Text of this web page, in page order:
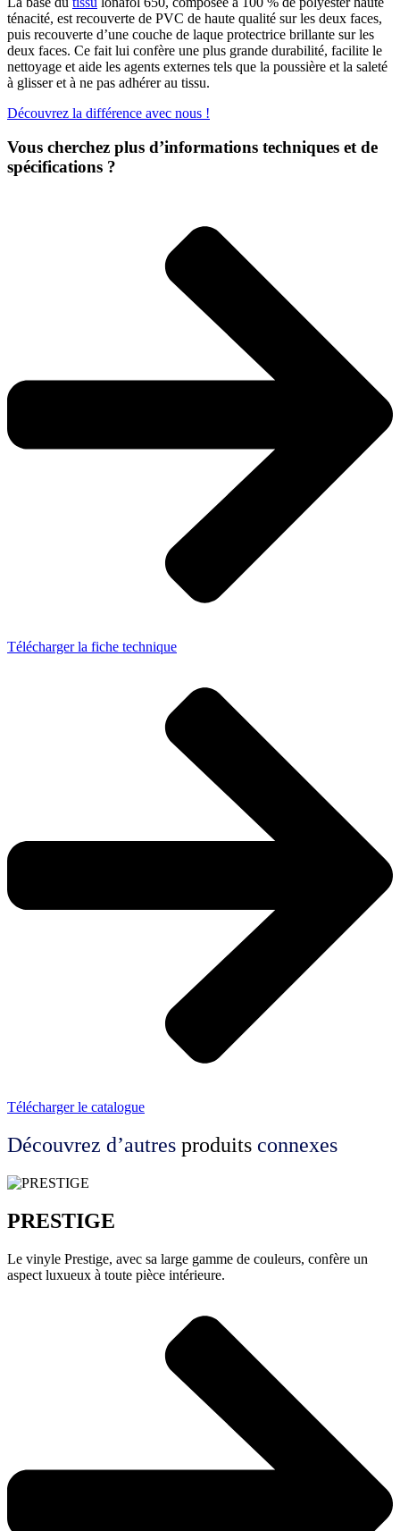
ténacité, est recouverte de PVC de haute qualité sur les deux faces,
puis recouverte d’une couche de laque protectrice brillante sur les
deux faces. Ce fait lui confère une plus grande durabilité, facilite le
nettoyage et aide les agents externes tels que la poussière et la saleté
à glisser et à ne pas adhérer au tissu.
Découvrez la différence avec nous !
Vous cherchez plus d’informations techniques et de
spécifications ?
Télécharger la fiche technique
Télécharger le catalogue
Découvrez d’autres produits connexes
PRESTIGE
Le vinyle Prestige, avec sa large gamme de couleurs, confère un
aspect luxueux à toute pièce intérieure.